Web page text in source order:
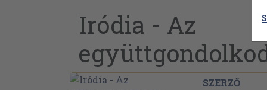
Iródia - Az
SZERZŐ